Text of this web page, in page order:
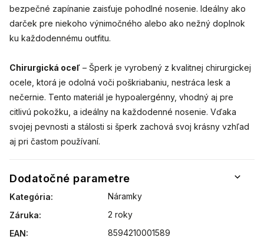
bezpečné zapínanie zaisťuje pohodlné nosenie. Ideálny ako
darček pre niekoho výnimočného alebo ako nežný doplnok
ku každodennému outfitu.
Chirurgická oceľ – Šperk je vyrobený z kvalitnej chirurgickej
ocele, ktorá je odolná voči poškriabaniu, nestráca lesk a
nečernie. Tento materiál je hypoalergénny, vhodný aj pre
citlivú pokožku, a ideálny na každodenné nosenie. Vďaka
svojej pevnosti a stálosti si šperk zachová svoj krásny vzhľad
aj pri častom používaní.
Dodatočné parametre
Kategória:
Náramky
Záruka:
2 roky
EAN: 8594210001589